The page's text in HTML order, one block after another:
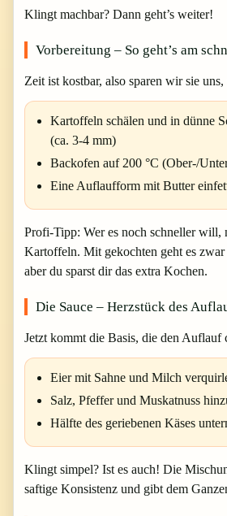
Klingt machbar? Dann geht’s weiter!
Vorbereitung – So geht’s am
Zeit ist kostbar, also sparen wir sie uns,
Kartoffeln schälen und in dünne
(ca. 3-4 mm)
Backofen auf 200 °C (Ober-/
Eine Auflaufform mit Butter
Profi-Tipp: Wer es noch schneller will,
Kartoffeln. Mit gekochten geht es
aber du sparst dir das extra Kochen.
Die Sauce – Herzstück des
Jetzt kommt die Basis, die den Auflauf
Eier mit Sahne und Milch
Salz, Pfeffer und Muskatnuss
Hälfte des geriebenen Käses
Klingt simpel? Ist es auch! Die
saftige Konsistenz und gibt dem